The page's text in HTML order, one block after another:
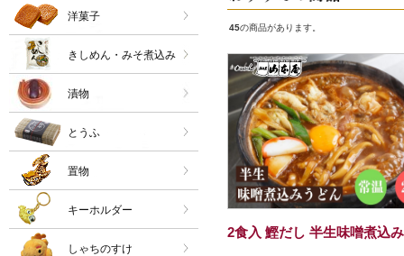
45の商品があります。
2食入 鰹だし 半生味噌煮込
洋菓子
きしめん・みそ煮込み
漬物
とうふ
置物
キーホルダー
しゃちのすけ